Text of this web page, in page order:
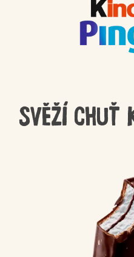
Svěží chuť